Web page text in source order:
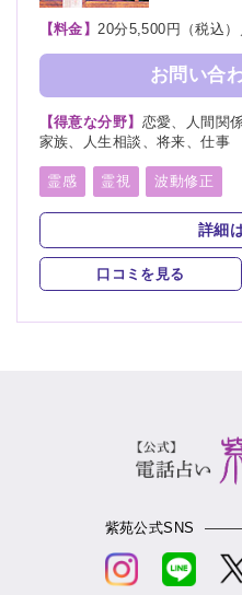
【料金】 20分5,500円（税込）
お問い合
【得意な分野】 恋愛、人間関
家族、人生相談、将来、仕事
霊感 霊視 波動修正
スピリチュアルカウンセリン
詳細
口コミを見る
紫苑公式SNS